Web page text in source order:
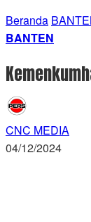
Beranda
BANTEN
CNC MEDIA
04/12/2024